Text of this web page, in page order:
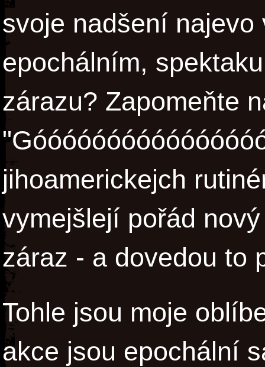
svoje nadšení
epochálním,
zárazu? Zapomeňte
jihoamerickejch
vymejšlejí pořád
záraz - a dovedou to
Tohle jsou moje
akce jsou epochální